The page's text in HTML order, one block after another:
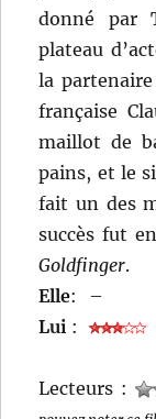
donné par
plateau
la
française
maillot de
pains, et le
fait un des
succès fut
Goldfinger.
Elle:
–
Lui :
Lecteurs :